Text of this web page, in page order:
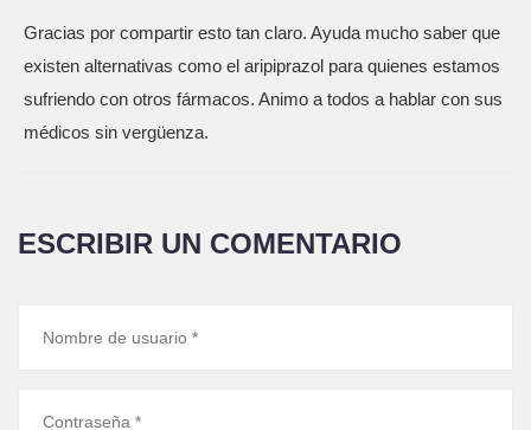
Gracias por compartir esto tan claro. Ayuda mucho saber que
existen alternativas como el aripiprazol para quienes estamos
sufriendo con otros fármacos. Animo a todos a hablar con sus
médicos sin vergüenza.
ESCRIBIR UN COMENTARIO